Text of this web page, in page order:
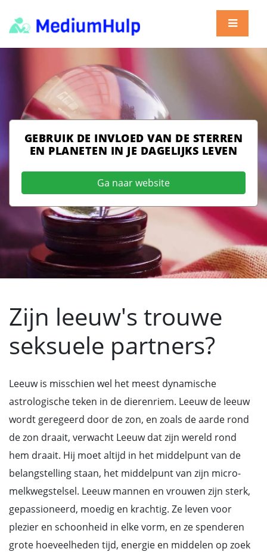
GEBRUIK DE INVLOED VAN DE STERREN
EN PLANETEN IN JE DAGELIJKS LEVEN
Ga naar website
Zijn leeuw's trouwe
seksuele partners?
Leeuw is misschien wel het meest dynamische
astrologische teken in de dierenriem. Leeuw de leeuw
wordt geregeerd door de zon, en zoals de aarde rond
de zon draait, verwacht Leeuw dat zijn wereld rond
hem draait. Hij moet altijd in het middelpunt van de
belangstelling staan, het middelpunt van zijn micro-
melkwegstelsel. Leeuw mannen en vrouwen zijn sterk,
gepassioneerd, moedig en krachtig. Ze leven voor
plezier en schoonheid in elke vorm, en ze spenderen
grote hoeveelheden tijd, energie en middelen op zoek